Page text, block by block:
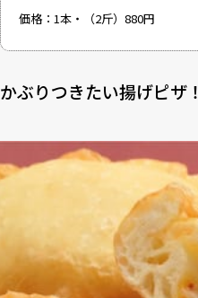
価格：1本・（2斤）880円
かぶりつきたい揚げピザ！